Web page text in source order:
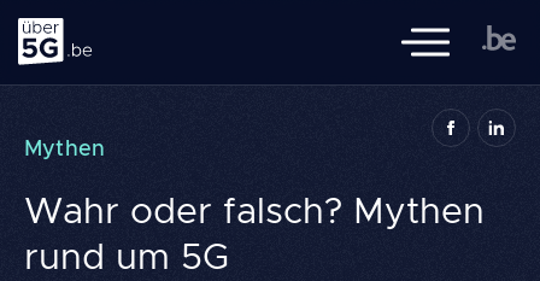
Ueber 5G
Mobile
Ueber5G.be ist eine Initiative der föderalen Regierung, der
flämischen, wallonischen und Brüsseler Behörden, des FÖD
Sciensano
Navigation
Mythen
Wahr oder falsch? Mythen
rund um 5G